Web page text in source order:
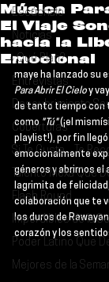
Escúchalo
Noticias
¿Qué Plan?
Entrevistas
Descubrimiento
Coberturas
Si Te Gusta... Te
Talento Mexa Que
Flash Round
Imperdibles de la
Poder Latino Que
Mejores de la
Música
El Viaje
hacia la
Emocional
maye ha lanzado su
Para Abrir El Cielo y
de tanto tiempo con
como "Tú" (¡el
playlist!), por fin
emocionalmente
géneros y abrirnos el
lagrimita de
colaboración que te
los duros de
corazón y los